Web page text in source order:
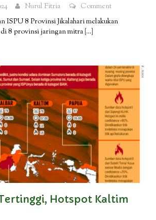
Nurul Fitria
Comment
ISPU 8 Provinsi Jikalahari melakukan
di 8 provinsi jaringan mitra […]
Hotspot Kaltim